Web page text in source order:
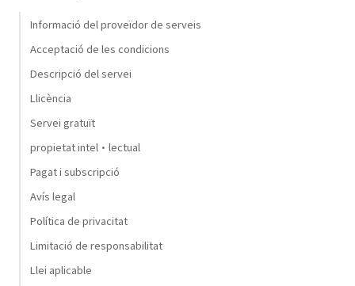
Informació del proveïdor de serveis
Acceptació de les condicions
Descripció del servei
Llicència
Servei gratuït
propietat intel·lectual
Pagat i subscripció
Avís legal
Política de privacitat
Limitació de responsabilitat
Llei aplicable